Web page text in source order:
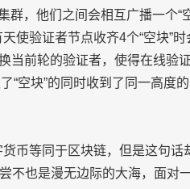
，他们之间会相互广播一个“
使验证者节点收齐4个“空块”
当前轮的验证者，使得在线验
“空块”的同时收到了同一高度
币等同于区块链，但是这句话
不也是漫无边际的大海，面对